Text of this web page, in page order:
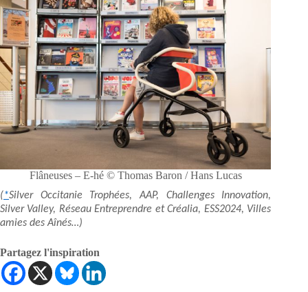
Flâneuses – E-hé © Thomas Baron / Hans Lucas
(*Silver Occitanie Trophées, AAP, Challenges Innovation,
Silver Valley, Réseau Entreprendre et Créalia, ESS2024, Villes
amies des Aînés…)
Partagez l'inspiration